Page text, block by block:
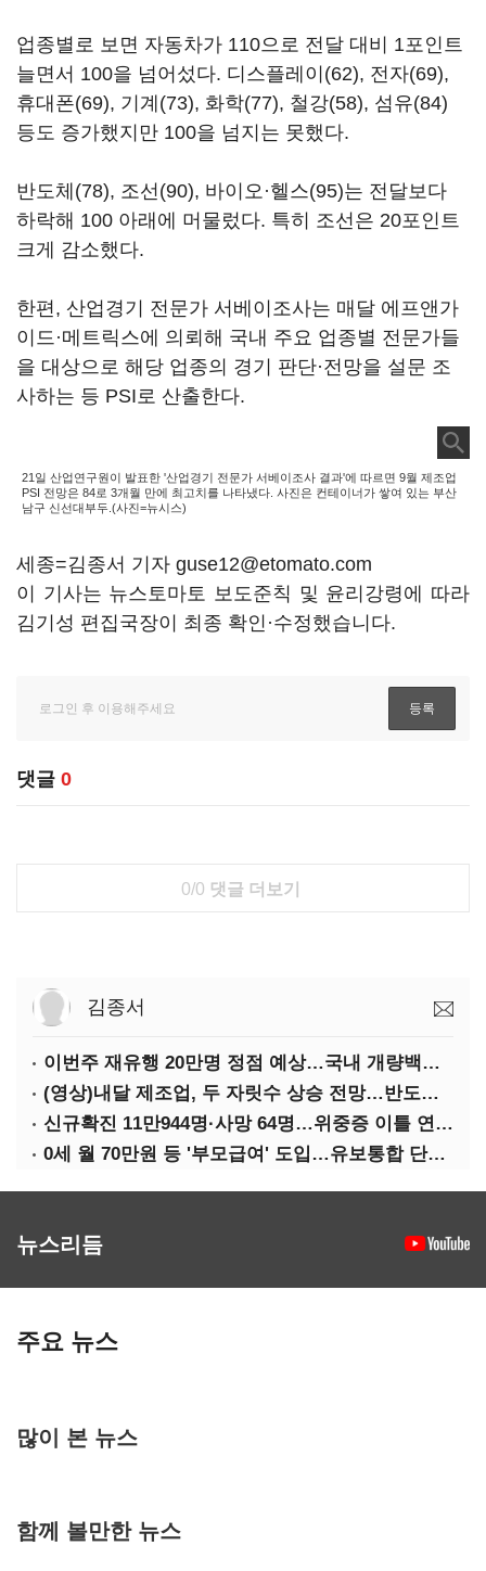
업종별로 보면 자동차가 110으로 전달 대비 1포인트
늘면서 100을 넘어섰다. 디스플레이(62), 전자(69),
휴대폰(69), 기계(73), 화학(77), 철강(58), 섬유(84)
등도 증가했지만 100을 넘지는 못했다.
반도체(78), 조선(90), 바이오·헬스(95)는 전달보다
하락해 100 아래에 머물렀다. 특히 조선은 20포인트
크게 감소했다.
한편, 산업경기 전문가 서베이조사는 매달 에프앤가
이드·메트릭스에 의뢰해 국내 주요 업종별 전문가들
을 대상으로 해당 업종의 경기 판단·전망을 설문 조
사하는 등 PSI로 산출한다.
21일 산업연구원이 발표한 '산업경기 전문가 서베이조사 결과'에 따르면 9월 제조업
PSI 전망은 84로 3개월 만에 최고치를 나타냈다. 사진은 컨테이너가 쌓여 있는 부산
남구 신선대부두.(사진=뉴시스)
세종=김종서 기자 guse12@etomato.com
이 기사는 뉴스토마토 보도준칙 및 윤리강령에 따라
김기성 편집국장이 최종 확인·수정했습니다.
댓글 0
0/0 댓글 더보기
김종서
이번주 재유행 20만명 정점 예상…국내 개량백신 도입은 '언제쯤'
(영상)내달 제조업, 두 자릿수 상승 전망…반도체·가전은 어두워
신규확진 11만944명·사망 64명…위중증 이틀 연속 500명대
0세 월 70만원 등 '부모급여' 도입…유보통합 단계적 추진
뉴스리듬
주요 뉴스
많이 본 뉴스
함께 볼만한 뉴스